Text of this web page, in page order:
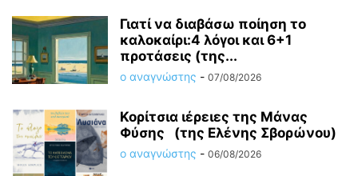
Γιατί να διαβάσω ποίηση το
καλοκαίρι:4 λόγοι και 6+1
προτάσεις (της...
ο αναγνώστης - 07/08/2026
Κορίτσια ιέρειες της Μάνας
Φύσης (της Ελένης Σβορώνου)
ο αναγνώστης - 06/08/2026